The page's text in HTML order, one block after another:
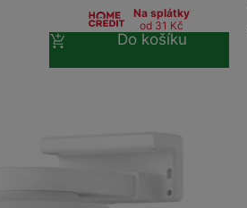
Na splátky
od 31 Kč
Do košíku